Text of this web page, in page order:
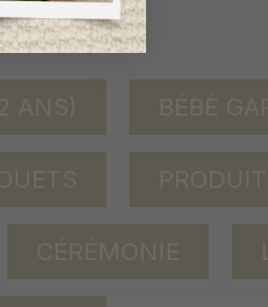
ANS) BÉBÉ
CÉRÉMONIE